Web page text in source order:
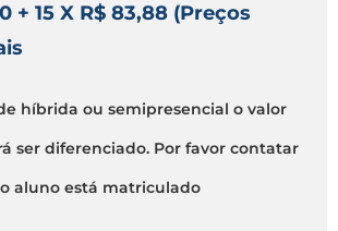
+ 15 X R$ 83,88 (Preços
híbrida ou semipresencial o valor
ser diferenciado. Por favor contatar
aluno está matriculado